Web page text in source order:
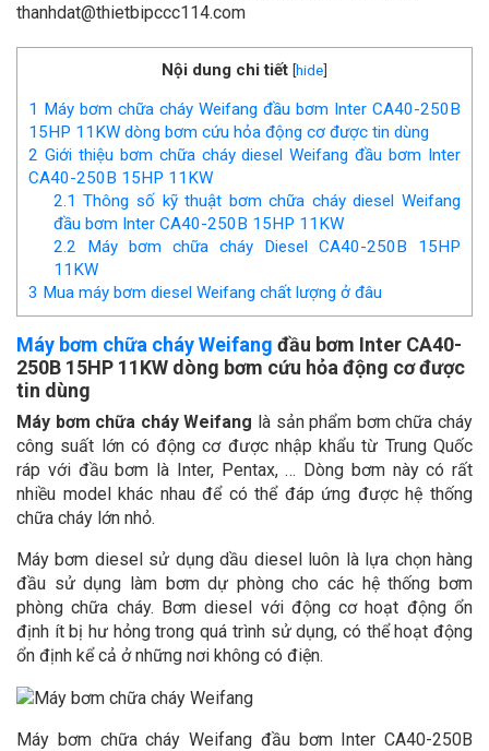
thanhdat@thietbipccc114.com
Nội dung chi tiết [hide]
1 Máy bơm chữa cháy Weifang đầu bơm Inter CA40-250B
15HP 11KW dòng bơm cứu hỏa động cơ được tin dùng
2 Giới thiệu bơm chữa cháy diesel Weifang đầu bơm Inter
CA40-250B 15HP 11KW
2.1 Thông số kỹ thuật bơm chữa cháy diesel Weifang
đầu bơm Inter CA40-250B 15HP 11KW
2.2 Máy bơm chữa cháy Diesel CA40-250B 15HP
11KW
3 Mua máy bơm diesel Weifang chất lượng ở đâu
Máy bơm chữa cháy Weifang đầu bơm Inter CA40-
250B 15HP 11KW dòng bơm cứu hỏa động cơ được
tin dùng
Máy bơm chữa cháy Weifang là sản phẩm bơm chữa cháy
công suất lớn có động cơ được nhập khẩu từ Trung Quốc
ráp với đầu bơm là Inter, Pentax, … Dòng bơm này có rất
nhiều model khác nhau để có thể đáp ứng được hệ thống
chữa cháy lớn nhỏ.
Máy bơm diesel sử dụng dầu diesel luôn là lựa chọn hàng
đầu sử dụng làm bơm dự phòng cho các hệ thống bơm
phòng chữa cháy. Bơm diesel với động cơ hoạt động ổn
định ít bị hư hỏng trong quá trình sử dụng, có thể hoạt động
ổn định kể cả ở những nơi không có điện.
Máy bơm chữa cháy Weifang đầu bơm Inter CA40-250B